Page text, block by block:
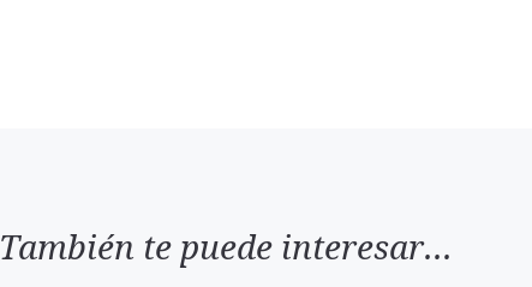
También te puede interesar...